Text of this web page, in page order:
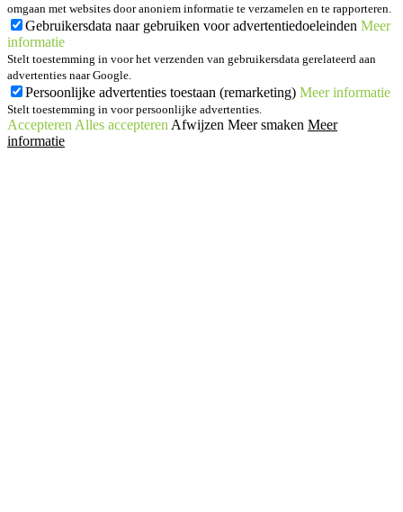
omgaan met websites door anoniem informatie te verzamelen en te rapporteren.
Gebruikersdata naar gebruiken voor advertentiedoeleinden Meer
informatie
Stelt toestemming in voor het verzenden van gebruikersdata gerelateerd aan
advertenties naar Google.
Persoonlijke advertenties toestaan (remarketing) Meer informatie
Stelt toestemming in voor persoonlijke advertenties.
Accepteren Alles accepteren Afwijzen Meer smaken Meer
informatie